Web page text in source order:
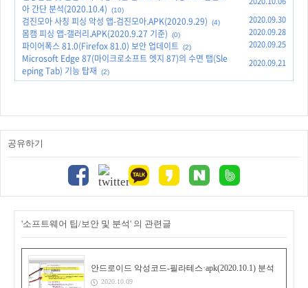
아 간단 분석(2020.10.4)
(10)
검진모아 사칭 피싱 악성 앱-검진모아.APK(2020.9.29) (4) 2020.09.30
몸캠 피싱 앱-갤러리.APK(2020.9.27 기준) (0) 2020.09.28
파이어폭스 81.0(Firefox 81.0) 보안 업데이트 (2) 2020.09.25
Microsoft Edge 87(마이크로소프트 엣지 87)의 수면 탭(Sle
eping Tab) 기능 탑재
(2)
2020.09.21
공유하기
'소프트웨어 팁/보안 및 분석' 의 관련글
안드로이드 악성코드-필라테스·apk(2020.10.1) 분석
2020.10.09